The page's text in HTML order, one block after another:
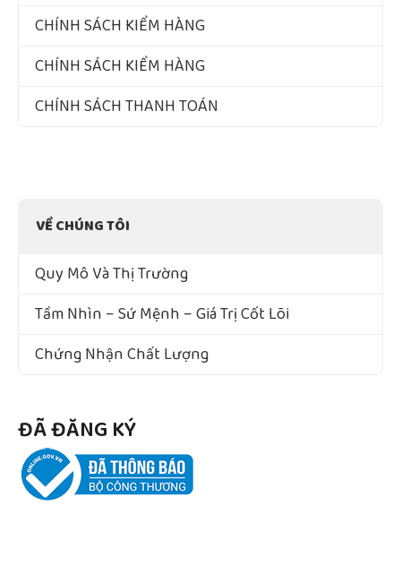
CHÍNH SÁCH KIỂM HÀNG
CHÍNH SÁCH KIỂM HÀNG
CHÍNH SÁCH THANH TOÁN
VỀ CHÚNG TÔI
Quy Mô Và Thị Trường
Tầm Nhìn – Sứ Mệnh – Giá Trị Cốt Lõi
Chứng Nhận Chất Lượng
ĐÃ ĐĂNG KÝ